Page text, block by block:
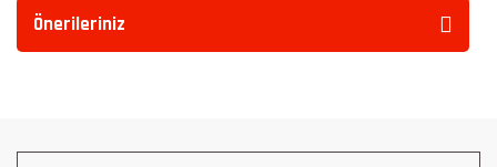
Önerileriniz